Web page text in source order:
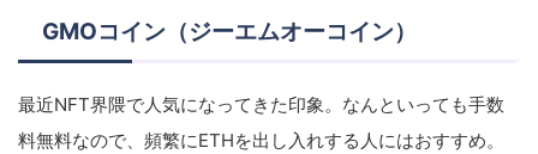
GMOコイン（ジーエムオーコイン）
最近NFT界隈で人気になってきた印象。なんといっても手数
料無料なので、頻繁にETHを出し入れする人にはおすすめ。